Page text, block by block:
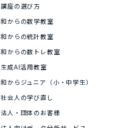
講座の選び方
和からの数学教室
和からの統計教室
和からの数トレ教室
生成AI活用教室
和からジュニア（小・中学生）
社会人の学び直し
法人・団体のお客様